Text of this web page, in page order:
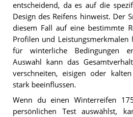
entscheidend, da es auf die
Design des Reifens hinweist. Der
diesem Fall auf eine bestimmte
Profilen und
für winterliche Bedingungen
Auswahl kann das
verschneiten, eisigen oder kalten
stark beeinflussen.
Wenn du einen Winterreifen
persönlichen Test auswählst,